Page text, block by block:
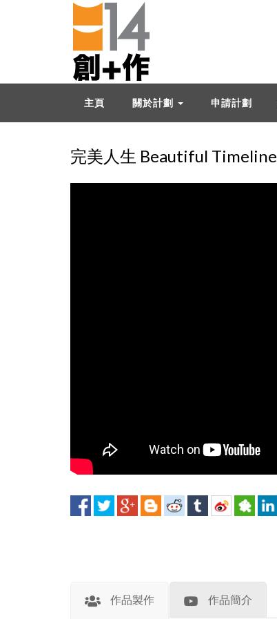
主頁 關於計劃 申請計劃
完美人生 Beautiful Timeline
作品製作 作品簡介